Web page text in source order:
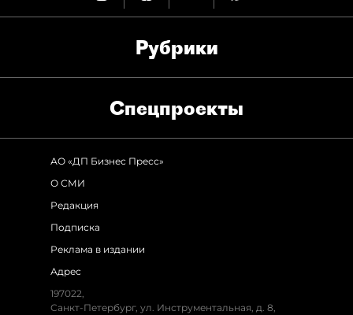
Рубрики
Спец­проекты
АО «ДП Бизнес Пресс»
О СМИ
Редакция
Подписка
Реклама в издании
Адрес
197022,
Санкт-Петербург, ул. Инструментальная, д. 8,